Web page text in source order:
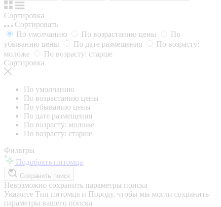
Сортировка
Сортировать
По умолчанию
По возрастанию цены
По
убыванию цены
По дате размещения
По возрасту:
моложе
По возрасту: старше
Сортировка
По умолчанию
По возрастанию цены
По убыванию цены
По дате размещения
По возрасту: моложе
По возрасту: старше
Фильтры
Подобрать питомца
Сохранить поиск
Невозможно сохранить параметры поиска
Укажите Тип питомца и Породу, чтобы мы могли сохранить
параметры вашего поиска